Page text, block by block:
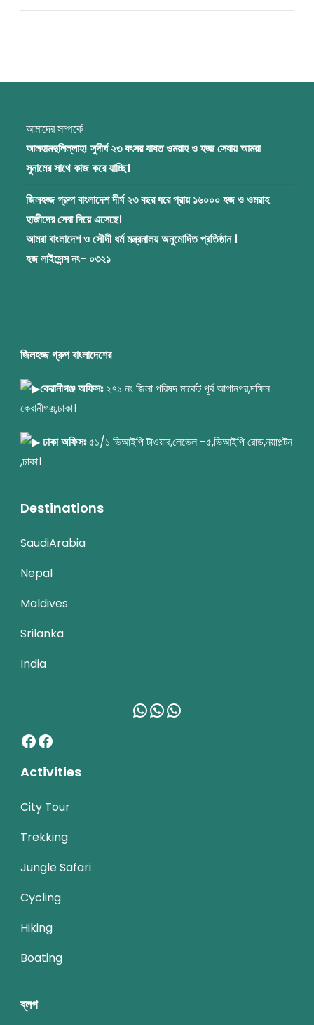
আমাদের সম্পর্কে
আলহামদুলিল্লাহ! সুদীর্ঘ ২৩ বৎসর যাবত ওমরাহ ও হজ্জ সেবায় আমরা
সুনামের সাথে কাজ করে যাচ্ছি।
জিলহজ্জ গ্রুপ বাংলাদেশ দীর্ঘ ২৩ বছর ধরে প্রায় ১৬০০০ হজ ও ওমরাহ
হাজীদের সেবা দিয়ে এসেছে।
আমরা বাংলাদেশ ও সৌদী ধর্ম মন্ত্রনালয় অনুমোদিত প্রতিষ্ঠান ।
হজ লাইসেন্স নং- ০৩২১
জিলহজ্জ গ্রুপ বাংলাদেশের
কেরানীগঞ্জ অফিসঃ২৭১ নং জিলা পরিষদ মার্কেট পূর্ব আগানগর,দক্ষিন
কেরানীগঞ্জ,ঢাকা।
ঢাকা অফিসঃ৫১/১ ভিআইপি টাওয়ার,লেভেল -৫,ভিআইপি রোড,নয়াপল্টন
,ঢাকা।
Destinations
SaudiArabia
Nepal
Maldives
Srilanka
India
WhatsApp
WhatsApp
WhatsApp
Facebook
Facebook
Activities
City Tour
Trekking
Jungle Safari
Cycling
Hiking
Boating
ব্লগ